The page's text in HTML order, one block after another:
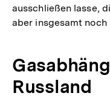
ausschließen lasse,
aber insgesamt noch
Russland